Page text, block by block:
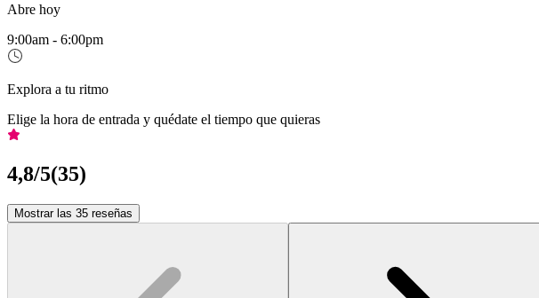
Abre hoy
9:00am - 6:00pm
Explora a tu ritmo
Elige la hora de entrada y quédate el tiempo que quieras
4,8/5(35)
Mostrar las 35 reseñas